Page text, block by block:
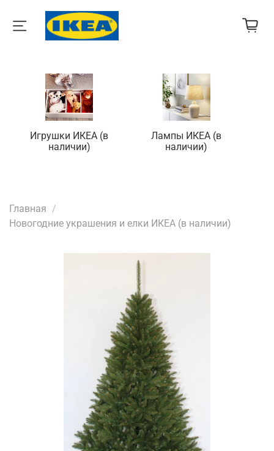
Игрушки ИКЕА (в
наличии)
Лампы ИКЕА (в
наличии)
Главная
Новогодние украшения и елки ИКЕА (в наличии)